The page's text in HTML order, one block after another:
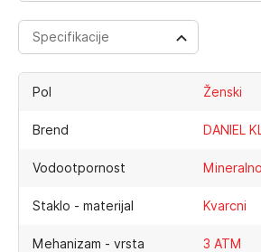
Specifikacije
Pol Ženski
Brend DANIEL
Vodootpornost Mineralno
Staklo - materijal Kvarcni
Mehanizam - vrsta 3 ATM